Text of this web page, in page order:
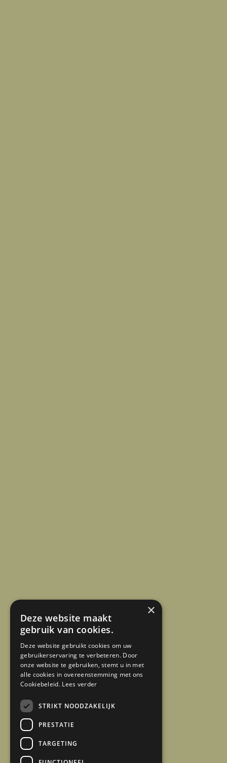
×
Deze website maakt
gebruik van cookies.
Deze website gebruikt cookies om uw
gebruikerservaring te verbeteren. Door
onze website te gebruiken, stemt u in met
alle cookies in overeenstemming met ons
Cookiebeleid. Lees verder
STRIKT NOODZAKELIJK
PRESTATIE
TARGETING